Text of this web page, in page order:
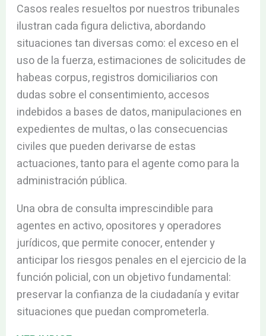
Casos reales resueltos por nuestros tribunales
ilustran cada figura delictiva, abordando
situaciones tan diversas como: el exceso en el
uso de la fuerza, estimaciones de solicitudes de
habeas corpus, registros domiciliarios con
dudas sobre el consentimiento, accesos
indebidos a bases de datos, manipulaciones en
expedientes de multas, o las consecuencias
civiles que pueden derivarse de estas
actuaciones, tanto para el agente como para la
administración pública.
Una obra de consulta imprescindible para
agentes en activo, opositores y operadores
jurídicos, que permite conocer, entender y
anticipar los riesgos penales en el ejercicio de la
función policial, con un objetivo fundamental:
preservar la confianza de la ciudadanía y evitar
situaciones que puedan comprometerla.